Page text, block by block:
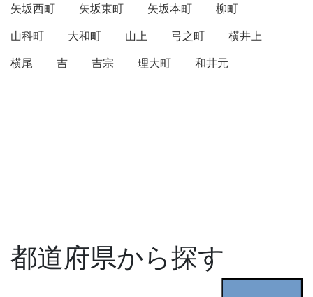
矢坂西町
矢坂東町 矢坂本町
柳町
山科町
大和町 山上 弓之町
横井上
横尾
吉 吉宗 理大町 和井元
都道府県から探す